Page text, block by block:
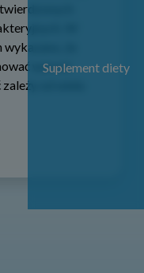
W
że
wzrost
od wielu
Suplement diety